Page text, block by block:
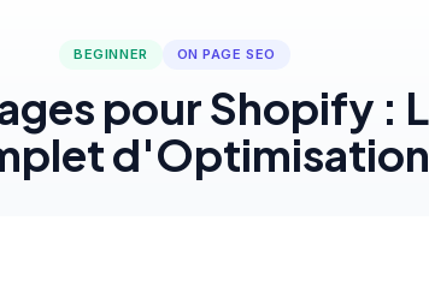
BEGINNER ON PAGE SEO
pour Shopify :
d'Optimisation